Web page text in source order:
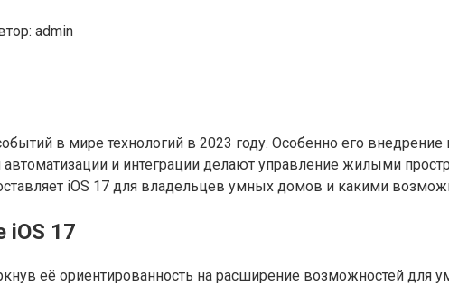
admin
в мире технологий в 2023 году. Особенно его
и интеграции делают управление жилыми
iOS 17 для владельцев умных домов и какими
iOS 17
её ориентированность на расширение возможностей для